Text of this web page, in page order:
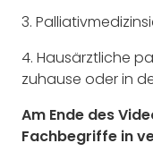
3.
4. Hausärztliche
zuhause oder in
Am Ende des
Fachbegriffe in